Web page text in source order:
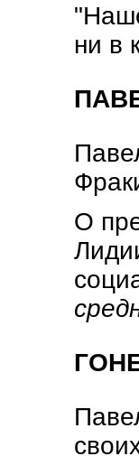
ни в
О